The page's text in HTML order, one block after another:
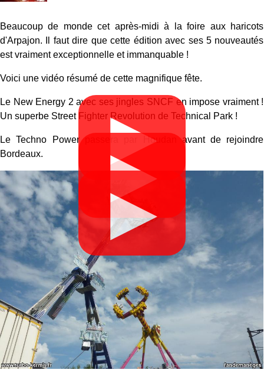
Beaucoup de monde cet après-midi à la foire aux haricots
d'Arpajon. Il faut dire que cette édition avec ses 5 nouveautés
est vraiment exceptionnelle et immanquable !
Voici une vidéo résumé de cette magnifique fête.
▶
Le New Energy 2 avec ses jingles SNCF en impose vraiment !
Un superbe Street Fighter Revolution de Technical Park !
▶
Le Techno Power passera par Houdan avant de rejoindre
Bordeaux.
▶